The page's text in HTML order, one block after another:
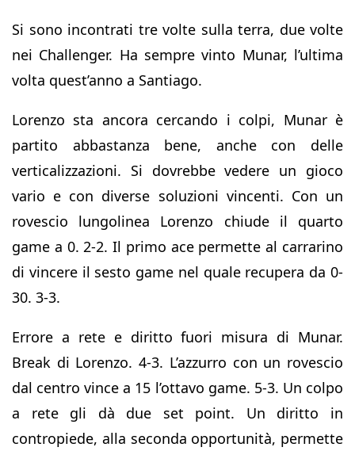
Si sono incontrati tre volte sulla terra, due volte
nei Challenger. Ha sempre vinto Munar, l’ultima
volta quest’anno a Santiago.
Lorenzo sta ancora cercando i colpi, Munar è
partito abbastanza bene, anche con delle
verticalizzazioni. Si dovrebbe vedere un gioco
vario e con diverse soluzioni vincenti. Con un
rovescio lungolinea Lorenzo chiude il quarto
game a 0. 2-2. Il primo ace permette al carrarino
di vincere il sesto game nel quale recupera da 0-
30. 3-3.
Errore a rete e diritto fuori misura di Munar.
Break di Lorenzo. 4-3. L’azzurro con un rovescio
dal centro vince a 15 l’ottavo game. 5-3. Un colpo
a rete gli dà due set point. Un diritto in
contropiede, alla seconda opportunità, permette